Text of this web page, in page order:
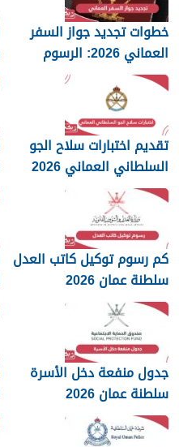
خطوات تجديد جواز السفر
العماني 2026: الرسوم
والمستندات المطلوبة
تقديم اختبارات سلاح الجو
السلطاني العماني 2026
كم رسوم توكيل كاتب العدل
سلطنة عمان 2026
جدول منفعة دخل الأسرة
سلطنة عمان 2026